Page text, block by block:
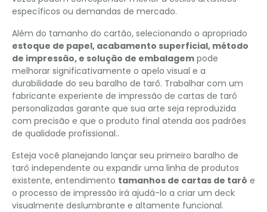
específicos ou demandas de mercado.
Além do tamanho do cartão, selecionando o apropriado
estoque de papel, acabamento superficial, método
de impressão, e solução de embalagem pode
melhorar significativamente o apelo visual e a
durabilidade do seu baralho de tarô. Trabalhar com um
fabricante experiente de impressão de cartas de tarô
personalizadas garante que sua arte seja reproduzida
com precisão e que o produto final atenda aos padrões
de qualidade profissional..
Esteja você planejando lançar seu primeiro baralho de
tarô independente ou expandir uma linha de produtos
existente, entendimento tamanhos de cartas de tarô e
o processo de impressão irá ajudá-lo a criar um deck
visualmente deslumbrante e altamente funcional.